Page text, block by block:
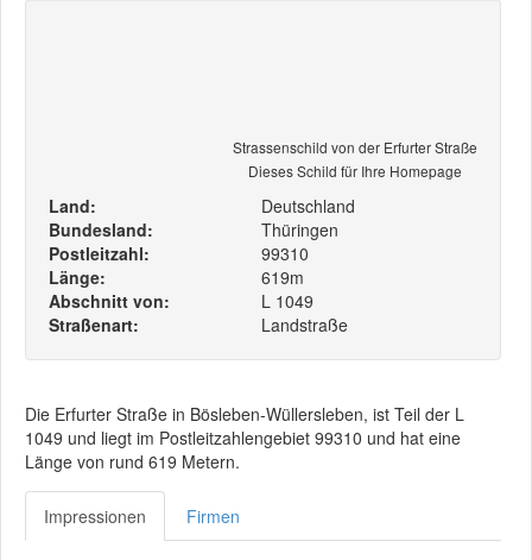
Strassenschild von der Erfurter Straße
Dieses Schild für Ihre Homepage
Land:
Deutschland
Bundesland:
Thüringen
Postleitzahl:
99310
Länge:
619m
Abschnitt von:
L 1049
Straßenart:
Landstraße
Die Erfurter Straße in Bösleben-Wüllersleben, ist Teil der L
1049 und liegt im Postleitzahlengebiet 99310 und hat eine
Länge von rund 619 Metern.
Impressionen Firmen